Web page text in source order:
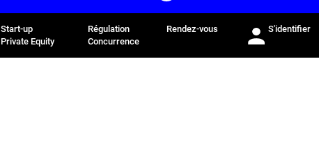
Start-up
Private Equity
Régulation
Concurrence
Rendez-vous S'identifier